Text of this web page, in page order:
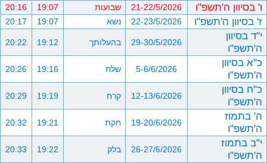
ו' בסיוון ה'תשפ"ו 21-22/5/2026 שבועות 19:07
20:16
ז' בסיוון ה'תשפ"ו 22-23/5/2026 נשא 19:07
20:17
י"ד בסיוון
ה'תשפ"ו
29-30/5/2026 בהעלותך 19:12
20:22
כ"א בסיוון
ה'תשפ"ו
5-6/6/2026 שלח 19:16
20:26
כ"ח בסיוון
ה'תשפ"ו
12-13/6/2026 קרח 19:19
20:29
ה' בתמוז
ה'תשפ"ו
19-20/6/2026 חקת 19:21
20:32
י"ב בתמוז
ה'תשפ"ו
26-27/6/2026 בלק 19:22
20:33